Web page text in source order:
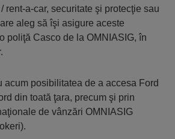
rent-a-car, securitate şi protecţie sau
aleg să îşi asigure aceste
poliţă Casco de la OMNIASIG, în
acum posibilitatea de a accesa Ford
din toată ţara, precum şi prin
de vânzări OMNIASIG